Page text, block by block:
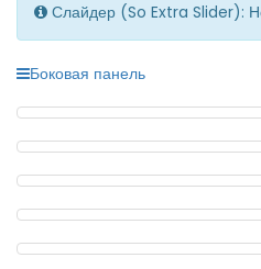
Слайдер (So Extra Slider):
Боковая панель